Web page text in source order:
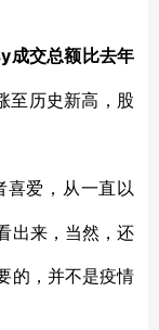
成交总额比去年
至历史新高，股
喜爱，从一直以
出来，当然，还
的，并不是疫情